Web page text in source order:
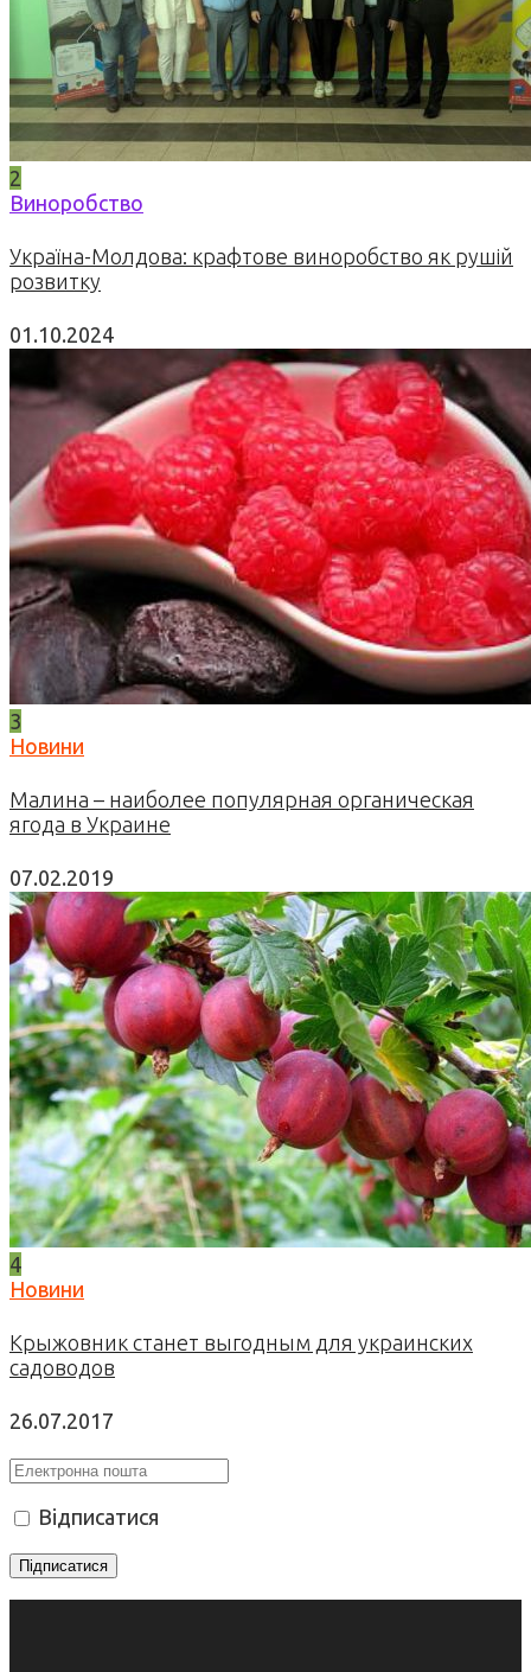
2
Виноробство
Україна-Молдова: крафтове виноробство як рушій
розвитку
01.10.2024
3
Новини
Малина – наиболее популярная органическая
ягода в Украине
07.02.2019
4
Новини
Крыжовник станет выгодным для украинских
садоводов
26.07.2017
Відписатися